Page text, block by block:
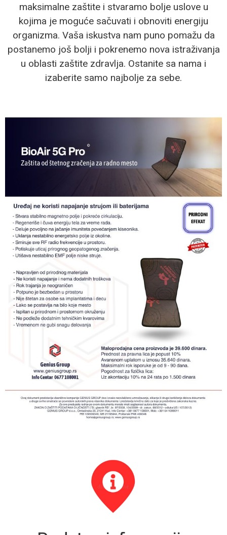
maksimalne zaštite i stvaramo bolje uslove u
kojima je moguće sačuvati i obnoviti energiju
organizma. Vaša iskustva nam puno pomažu da
postanemo još bolji i pokrenemo nova istraživanja
u oblasti zaštite zdravlja. Ostanite sa nama i
izaberite samo najbolje za sebe.